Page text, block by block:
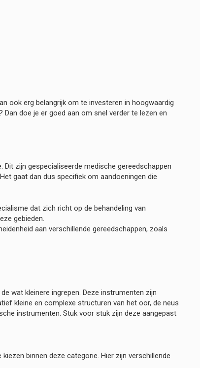
ook erg belangrijk om te investeren in hoogwaardig
doe je er goed aan om snel verder te lezen en
zijn gespecialiseerde medische gereedschappen
gaat dan dus specifiek om aandoeningen die
dat zich richt op de behandeling van
gebieden.
aan verschillende gereedschappen, zoals
wat kleinere ingrepen. Deze instrumenten zijn
kleine en complexe structuren van het oor, de neus
instrumenten. Stuk voor stuk zijn deze aangepast
binnen deze categorie. Hier zijn verschillende